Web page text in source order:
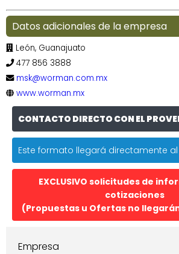
Datos adicionales de la empresa
León, Guanajuato
477 856 3888
msk@worman.com.mx
www.worman.mx
CONTACTO DIRECTO CON EL
Este formato llegará directamente
EXCLUSIVO solicitudes de
cotizaciones
(Propuestas u Ofertas no
Empresa